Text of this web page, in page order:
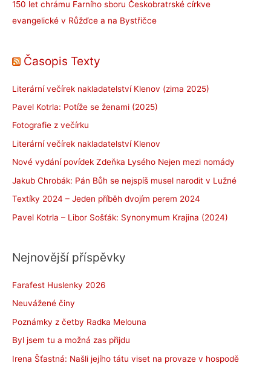
150 let chrámu Farního sboru Českobratrské církve
evangelické v Růžďce a na Bystřičce
Časopis Texty
Literární večírek nakladatelství Klenov (zima 2025)
Pavel Kotrla: Potíže se ženami (2025)
Fotografie z večírku
Literární večírek nakladatelství Klenov
Nové vydání povídek Zdeňka Lysého Nejen mezi nomády
Jakub Chrobák: Pán Bůh se nejspíš musel narodit v Lužné
Textíky 2024 – Jeden příběh dvojím perem 2024
Pavel Kotrla – Libor Sošťák: Synonymum Krajina (2024)
Nejnovější příspěvky
Farafest Huslenky 2026
Neuvážené činy
Poznámky z četby Radka Melouna
Byl jsem tu a možná zas přijdu
Irena Šťastná: Našli jejího tátu viset na provaze v hospodě